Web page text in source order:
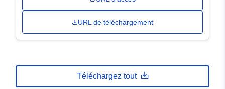
URL de téléchargement
Téléchargez tout